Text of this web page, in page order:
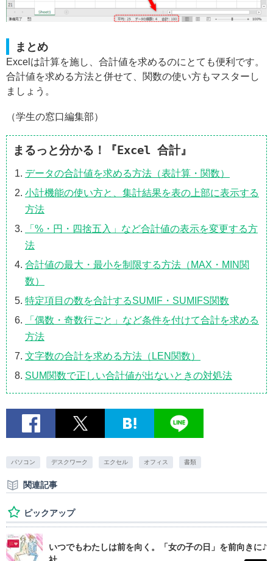
まとめ
Excelは計算を施し、合計値を求めるのにとても便利です。
合計値を求める方法と併せて、関数の使い方もマスターし
ましょう。
（学生の窓口編集部）
まるっと分かる！『Excel 合計』
データの合計値を求める方法（表計算・関数）
小計機能の使い方と、集計結果を表の上部に表示する
方法
「%・円・四捨五入」など合計値の表示を変更する方
法
合計値の最大・最小を制限する方法（MAX・MIN関
数）
特定項目の数を合計するSUMIF・SUMIFS関数
「偶数・奇数行ごと」など条件を付けて合計を求める
方法
文字数の合計を求める方法（LEN関数）
SUM関数で正しい合計値が出ないときの対処法
パソコン デスクワーク エクセル オフィス 書類
関連記事
ピックアップ
いつでもわたしは前を向く。「女の子の日」を前向きに♪